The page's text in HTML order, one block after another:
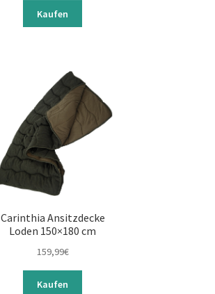
Kaufen
Carinthia Ansitzdecke
Loden 150×180 cm
159,99€
Kaufen